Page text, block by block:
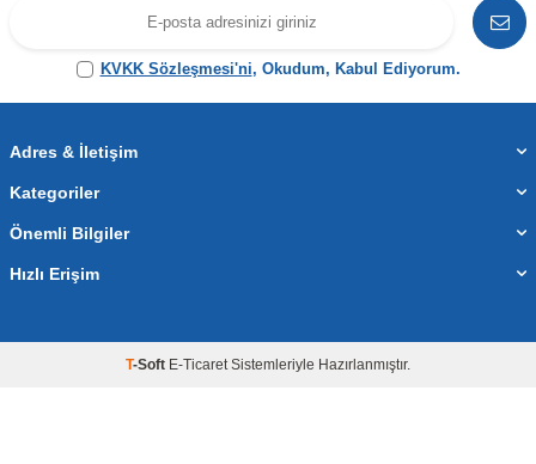
KVKK Sözleşmesi'ni, Okudum, Kabul Ediyorum.
Adres & İletişim
Kategoriler
Önemli Bilgiler
Hızlı Erişim
T-Soft E-TicaretSistemleriyle Hazırlanmıştır.